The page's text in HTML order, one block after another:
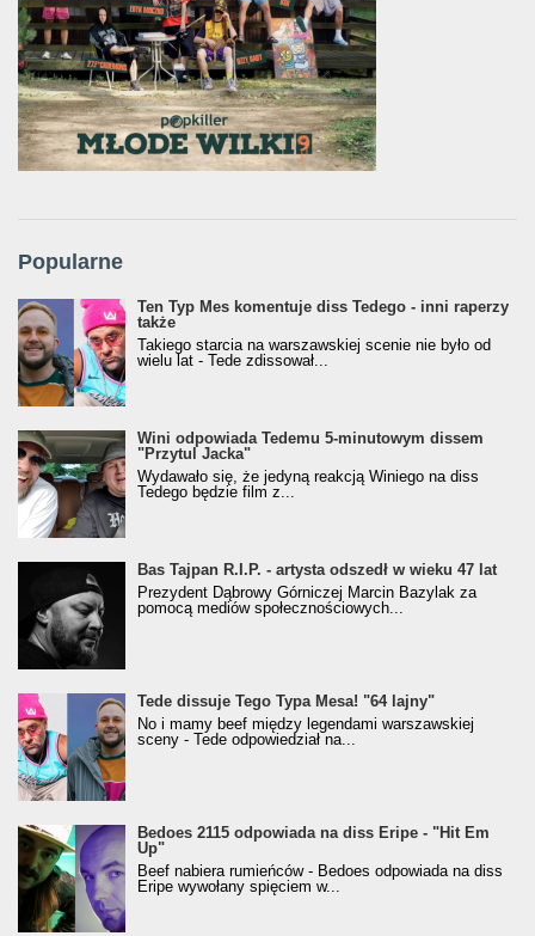
Popularne
Ten Typ Mes komentuje diss Tedego - inni raperzy
także
Takiego starcia na warszawskiej scenie nie było od
wielu lat - Tede zdissował...
Wini odpowiada Tedemu 5-minutowym dissem
"Przytul Jacka"
Wydawało się, że jedyną reakcją Winiego na diss
Tedego będzie film z...
Bas Tajpan R.I.P. - artysta odszedł w wieku 47 lat
Prezydent Dąbrowy Górniczej Marcin Bazylak za
pomocą mediów społecznościowych...
Tede dissuje Tego Typa Mesa! "64 lajny"
No i mamy beef między legendami warszawskiej
sceny - Tede odpowiedział na...
Bedoes 2115 odpowiada na diss Eripe - "Hit Em
Up"
Beef nabiera rumieńców - Bedoes odpowiada na diss
Eripe wywołany spięciem w...